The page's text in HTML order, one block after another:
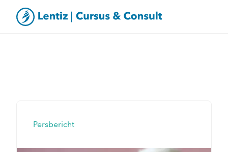
Persbericht